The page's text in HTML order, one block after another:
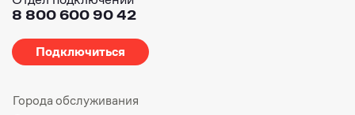
8 800 600 90 42
Подключиться
Города обслуживания